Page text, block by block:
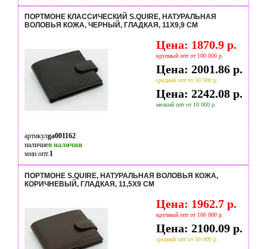
ПОРТМОНЕ КЛАССИЧЕСКИЙ S.QUIRE, НАТУРАЛЬНАЯ
ВОЛОВЬЯ КОЖА, ЧЕРНЫЙ, ГЛАДКАЯ, 11X9,9 СМ
Цена: 1870.9 р.
крупный опт от 100 000 р.
Цена: 2001.86 р.
средний опт от 50 000 р.
Цена: 2242.08 р.
мелкий опт от 10 000 р.
артикулga001162
наличиев наличии
мин опт.1
ПОРТМОНЕ S.QUIRE, НАТУРАЛЬНАЯ ВОЛОВЬЯ КОЖА,
КОРИЧНЕВЫЙ, ГЛАДКАЯ, 11,5X9 СМ
Цена: 1962.7 р.
крупный опт от 100 000 р.
Цена: 2100.09 р.
средний опт от 50 000 р.